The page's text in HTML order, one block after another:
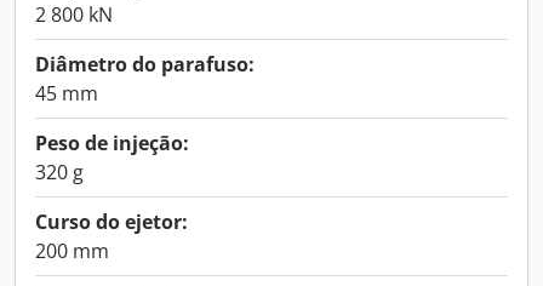
2 800 kN
Diâmetro do parafuso:
45 mm
Peso de injeção:
320 g
Curso do ejetor:
200 mm